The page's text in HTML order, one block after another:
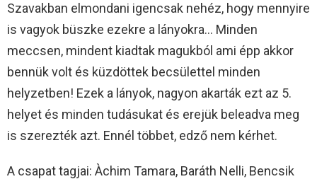
Szavakban elmondani igencsak nehéz, hogy mennyire
is vagyok büszke ezekre a lányokra… Minden
meccsen, mindent kiadtak magukból ami épp akkor
bennük volt és küzdöttek becsülettel minden
helyzetben! Ezek a lányok, nagyon akarták ezt az 5.
helyet és minden tudásukat és erejük beleadva meg
is szerezték azt. Ennél többet, edző nem kérhet.
A csapat tagjai: Àchim Tamara, Baráth Nelli, Bencsik